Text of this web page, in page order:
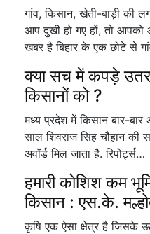
गांव, किसान, खेती-बाड़ी की
आप दुखी हो गए हों, तो
खबर है बिहार के एक छोटे से
क्या सच में कपड़े
किसानों को ?
मध्य प्रदेश में किसान बार-
साल शिवराज सिंह चौहान की
अवॉर्ड मिल जाता है. रिपोर्ट्स…
हमारी कोशिश कम
किसान : एस.के.
कृषि एक ऐसा क्षेत्र है जिसके